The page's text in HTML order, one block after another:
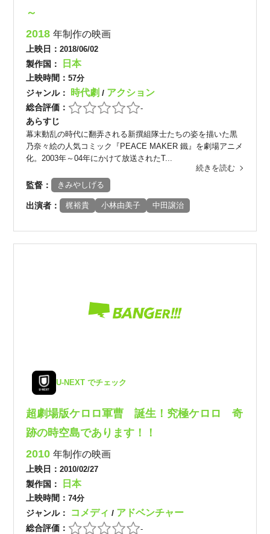
～
2018年制作の映画
上映日：2018/06/02
製作国： 日本
上映時間：57分
ジャンル： 時代劇/ アクション
総合評価： -
あらすじ
幕末動乱の時代に翻弄される新撰組隊士たちの姿を描いた黒
乃奈々絵の人気コミック『PEACE MAKER 鐵』を劇場アニメ
化。2003年～04年にかけて放送されたT...
続きを読む
監督： きみやしげる
出演者： 梶裕貴 小林由美子 中田譲治
U-NEXT でチェック
超劇場版ケロロ軍曹 誕生！究極ケロロ 奇
跡の時空島であります！！
2010年制作の映画
上映日：2010/02/27
製作国： 日本
上映時間：74分
ジャンル： コメディ/ アドベンチャー
総合評価： -